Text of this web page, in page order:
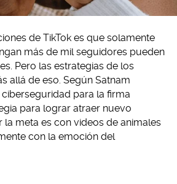
de TikTok es que solamente
más de mil seguidores pueden
Pero las estrategias de los
allá de eso. Según Satnam
para la firma
para lograr atraer nuevo
meta es con videos de animales
con la emoción del